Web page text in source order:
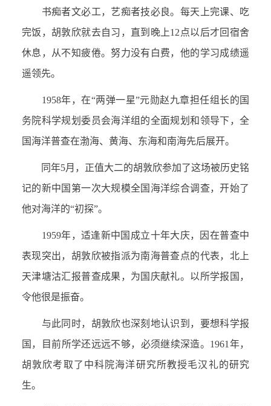
书痴者文必工，艺痴者技必良。每天上完课、吃
完饭，胡敦欣就去自习，直到晚上12 点以后才回宿舍
休息，从不知疲倦。努力没有白费，他的学习成绩遥
遥领先。
1958年，在“两弹一星”元勋赵九章担任组长的国
务院科学规划委员会海洋组的全面规划和领导下，全
国海洋普查在渤海、黄海、东海和南海先后展开。
同年5月，正值大二的胡敦欣参加了这场被历史铭
记的新中国第一次大规模全国海洋综合调查，开始了
他对海洋的“初探”。
1959年，适逢新中国成立十年大庆，因在普查中
表现突出，胡敦欣被指派为南海普查点的代表，北上
天津塘沽汇报普查成果，为国庆献礼。以所学报国，
令他很是振奋。
与此同时，胡敦欣也深刻地认识到，要想科学报
国，目前所学还远远不够，必须继续深造。 1961 年，
胡敦欣考取了中科院海洋研究所教授毛汉礼的研究
生。